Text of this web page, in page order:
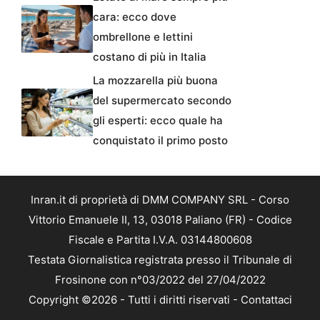
cara: ecco dove
ombrellone e lettini
costano di più in Italia
La mozzarella più buona
del supermercato secondo
gli esperti: ecco quale ha
conquistato il primo posto
Inran.it di proprietà di DMM COMPANY SRL - Corso
Vittorio Emanuele II, 13, 03018 Paliano (FR) - Codice
Fiscale e Partita I.V.A. 03144800608
Testata Giornalistica registrata presso il Tribunale di
Frosinone con n°03/2022 del 27/04/2022
Copyright ©2026 - Tutti i diritti riservati - Contattaci